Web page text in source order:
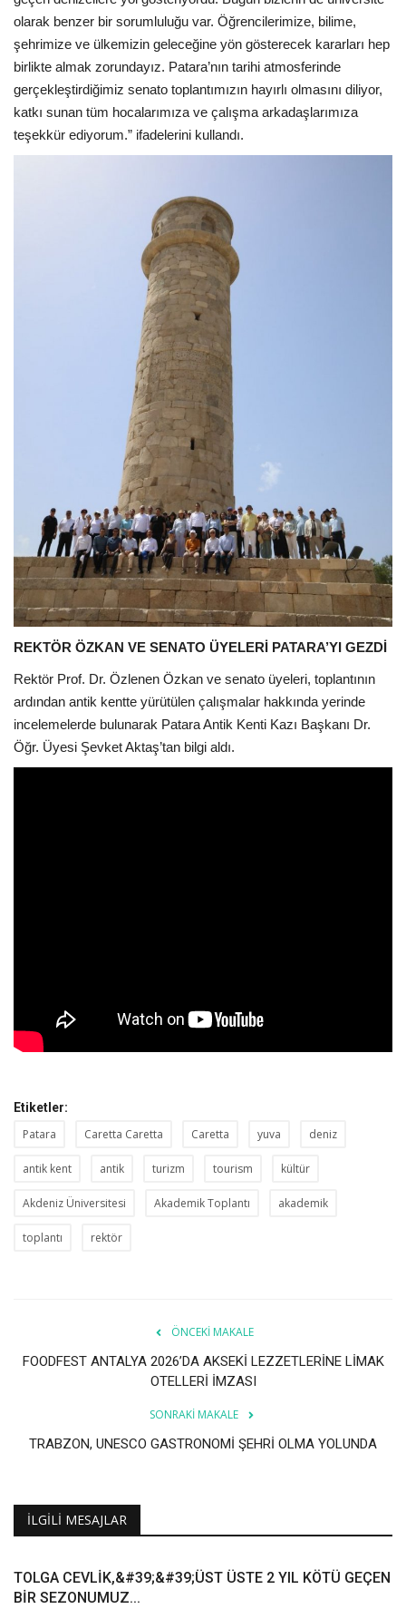
olarak benzer bir sorumluluğu var. Öğrencilerimize, bilime,
şehrimize ve ülkemizin geleceğine yön gösterecek kararları hep
birlikte almak zorundayız. Patara’nın tarihi atmosferinde
gerçekleştirdiğimiz senato toplantımızın hayırlı olmasını diliyor,
katkı sunan tüm hocalarımıza ve çalışma arkadaşlarımıza
teşekkür ediyorum.” ifadelerini kullandı.
REKTÖR ÖZKAN VE SENATO ÜYELERİ PATARA’YI GEZDİ
Rektör Prof. Dr. Özlenen Özkan ve senato üyeleri, toplantının
ardından antik kentte yürütülen çalışmalar hakkında yerinde
incelemelerde bulunarak Patara Antik Kenti Kazı Başkanı Dr.
Öğr. Üyesi Şevket Aktaş’tan bilgi aldı.
Etiketler:
Patara Caretta Caretta Caretta yuva deniz
antik kent antik turizm tourism kültür
Akdeniz Üniversitesi Akademik Toplantı akademik
toplantı rektör
ÖNCEKI MAKALE
FOODFEST ANTALYA 2026’DA AKSEKİ LEZZETLERİNE LİMAK
OTELLERİ İMZASI
SONRAKI MAKALE
TRABZON, UNESCO GASTRONOMİ ŞEHRİ OLMA YOLUNDA
İLGILI MESAJLAR
TOLGA CEVLİK,&#39;&#39;ÜST ÜSTE 2 YIL KÖTÜ GEÇEN
BİR SEZONUMUZ...